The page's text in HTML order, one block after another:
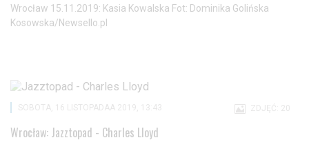
Wrocław 15.11.2019: Kasia Kowalska Fot: Dominika Golińska
Kosowska/Newsello.pl
ZDJĘĆ: 20
SOBOTA, 16 LISTOPADAA 2019, 13:43
Wrocław: Jazztopad - Charles Lloyd